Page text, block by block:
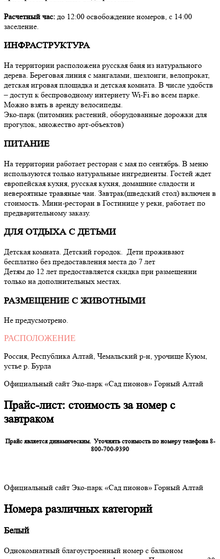
Расчетный час: до 12:00 освобождение номеров, с 14:00
заселение.
ИНФРАСТРУКТУРА
На территории расположена русская баня из натурального
дерева. Береговая линия с мангалами, шезлонги, велопрокат,
детская игровая площадка и детская комната. В числе удобств
– доступ к беспроводному интернету Wi-Fi во всем парке.
Можно взять в аренду велосипеды.
Эко-парк (питомник растений, оборудованные дорожки для
прогулок, множество арт-объектов)
ПИТАНИЕ
На территории работает ресторан с мая по сентябрь. В меню
используются только натуральные ингредиенты. Гостей ждет
европейская кухня, русская кухня, домашние сладости и
невероятные травяные чаи. Завтрак(шведский стол) включен в
стоимость. Мини-ресторан в Гостинице у реки, работает по
предварительному заказу.
ДЛЯ ОТДЫХА С ДЕТЬМИ
Детская комната. Детский городок. Дети проживают
бесплатно без предоставления места до 7 лет
Детям до 12 лет предоставляется скидка при размещении
только на дополнительных местах.
РАЗМЕЩЕНИЕ С ЖИВОТНЫМИ
Не предусмотрено.
РАСПОЛОЖЕНИЕ
Россия, Республика Алтай, Чемальский р-н, урочище Куюм,
устье р. Бурла
Официальный сайт Эко-парк «Сад пионов» Горный Алтай
Прайс-лист: стоимость за номер с
завтраком
Прайс является динамическим. Уточнять стоимость по номеру телефона 8-
800-700-9390
Официальный сайт Эко-парк «Сад пионов» Горный Алтай
Номера различных категорий
Белый
Однокомнатный благоустроенный номер с балконом